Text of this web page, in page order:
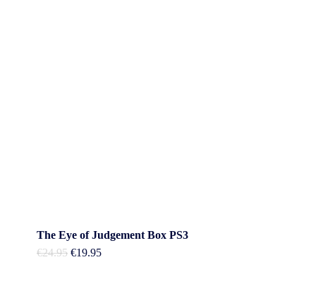
The Eye of Judgement Box PS3
€24.95 Oorspronkelijke
€19.95Huidige